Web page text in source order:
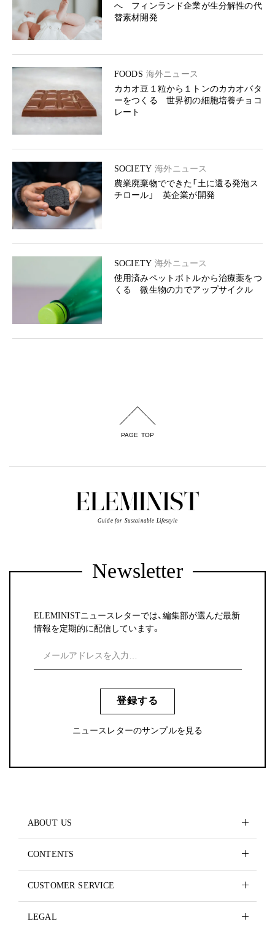
へ フィンランド企業が生分解性の代
替素材開発
FOODS 海外ニュース
カカオ豆１粒から１トンのカカオバタ
ーをつくる 世界初の細胞培養チョコ
レート
SOCIETY 海外ニュース
農業廃棄物でできた「土に還る発泡ス
チロール」 英企業が開発
SOCIETY 海外ニュース
使用済みペットボトルから治療薬をつ
くる 微生物の力でアップサイクル
PAGE TOP
Guide for Sustainable Lifestyle
Newsletter
ELEMINISTニュースレターでは、編集部が選んだ最新
情報を定期的に配信しています。
登録する
ニュースレターのサンプルを見る
ABOUT US
CONTENTS
CUSTOMER SERVICE
LEGAL